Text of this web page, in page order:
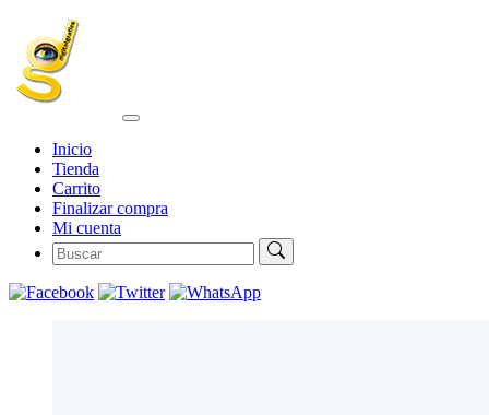
Inicio
Tienda
Carrito
Finalizar compra
Mi cuenta